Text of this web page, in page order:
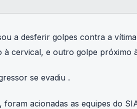
a desferir golpes contra a
à cervical, e outro golpe próximo
se evadiu .
foram acionadas as equipes do